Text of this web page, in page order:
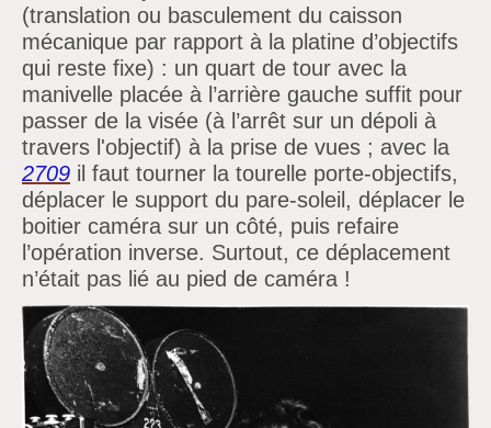
(translation ou basculement du caisson
mécanique par rapport à la platine d’objectifs
qui reste fixe) : un quart de tour avec la
manivelle placée à l’arrière gauche suffit pour
passer de la visée (à l’arrêt sur un dépoli à
travers l'objectif) à la prise de vues ; avec la
2709 il faut tourner la tourelle porte-objectifs,
déplacer le support du pare-soleil, déplacer le
boitier caméra sur un côté, puis refaire
l’opération inverse. Surtout, ce déplacement
n’était pas lié au pied de caméra !